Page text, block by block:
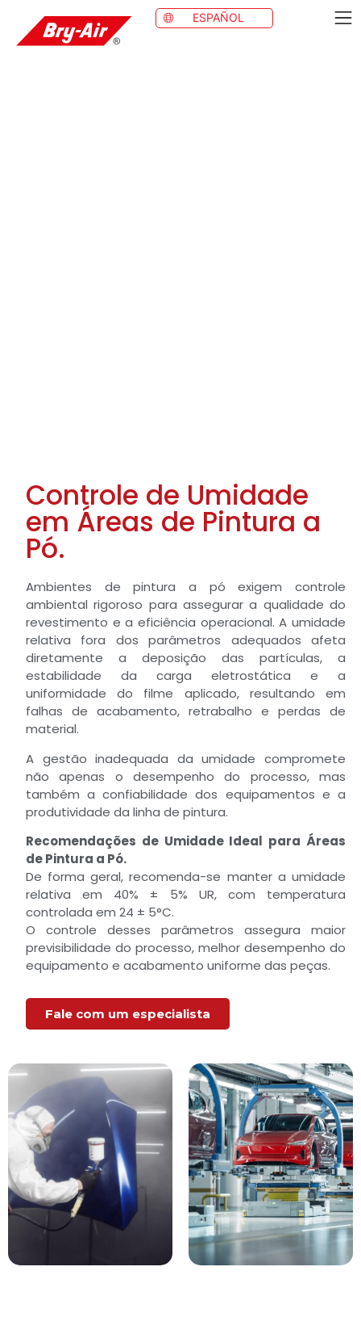
ESPAÑOL
Controle de Umidade
em Áreas de Pintura a
Pó.
Ambientes de pintura a pó exigem controle
ambiental rigoroso para assegurar a qualidade do
revestimento e a eficiência operacional. A umidade
relativa fora dos parâmetros adequados afeta
diretamente a deposição das partículas, a
estabilidade da carga eletrostática e a
uniformidade do filme aplicado, resultando em
falhas de acabamento, retrabalho e perdas de
material.
A gestão inadequada da umidade compromete
não apenas o desempenho do processo, mas
também a confiabilidade dos equipamentos e a
produtividade da linha de pintura.
Recomendações de Umidade Ideal para Áreas
de Pintura a Pó.
De forma geral, recomenda-se manter a umidade
relativa em 40% ± 5% UR, com temperatura
controlada em 24 ± 5°C.
O controle desses parâmetros assegura maior
previsibilidade do processo, melhor desempenho do
equipamento e acabamento uniforme das peças.
Fale com um especialista